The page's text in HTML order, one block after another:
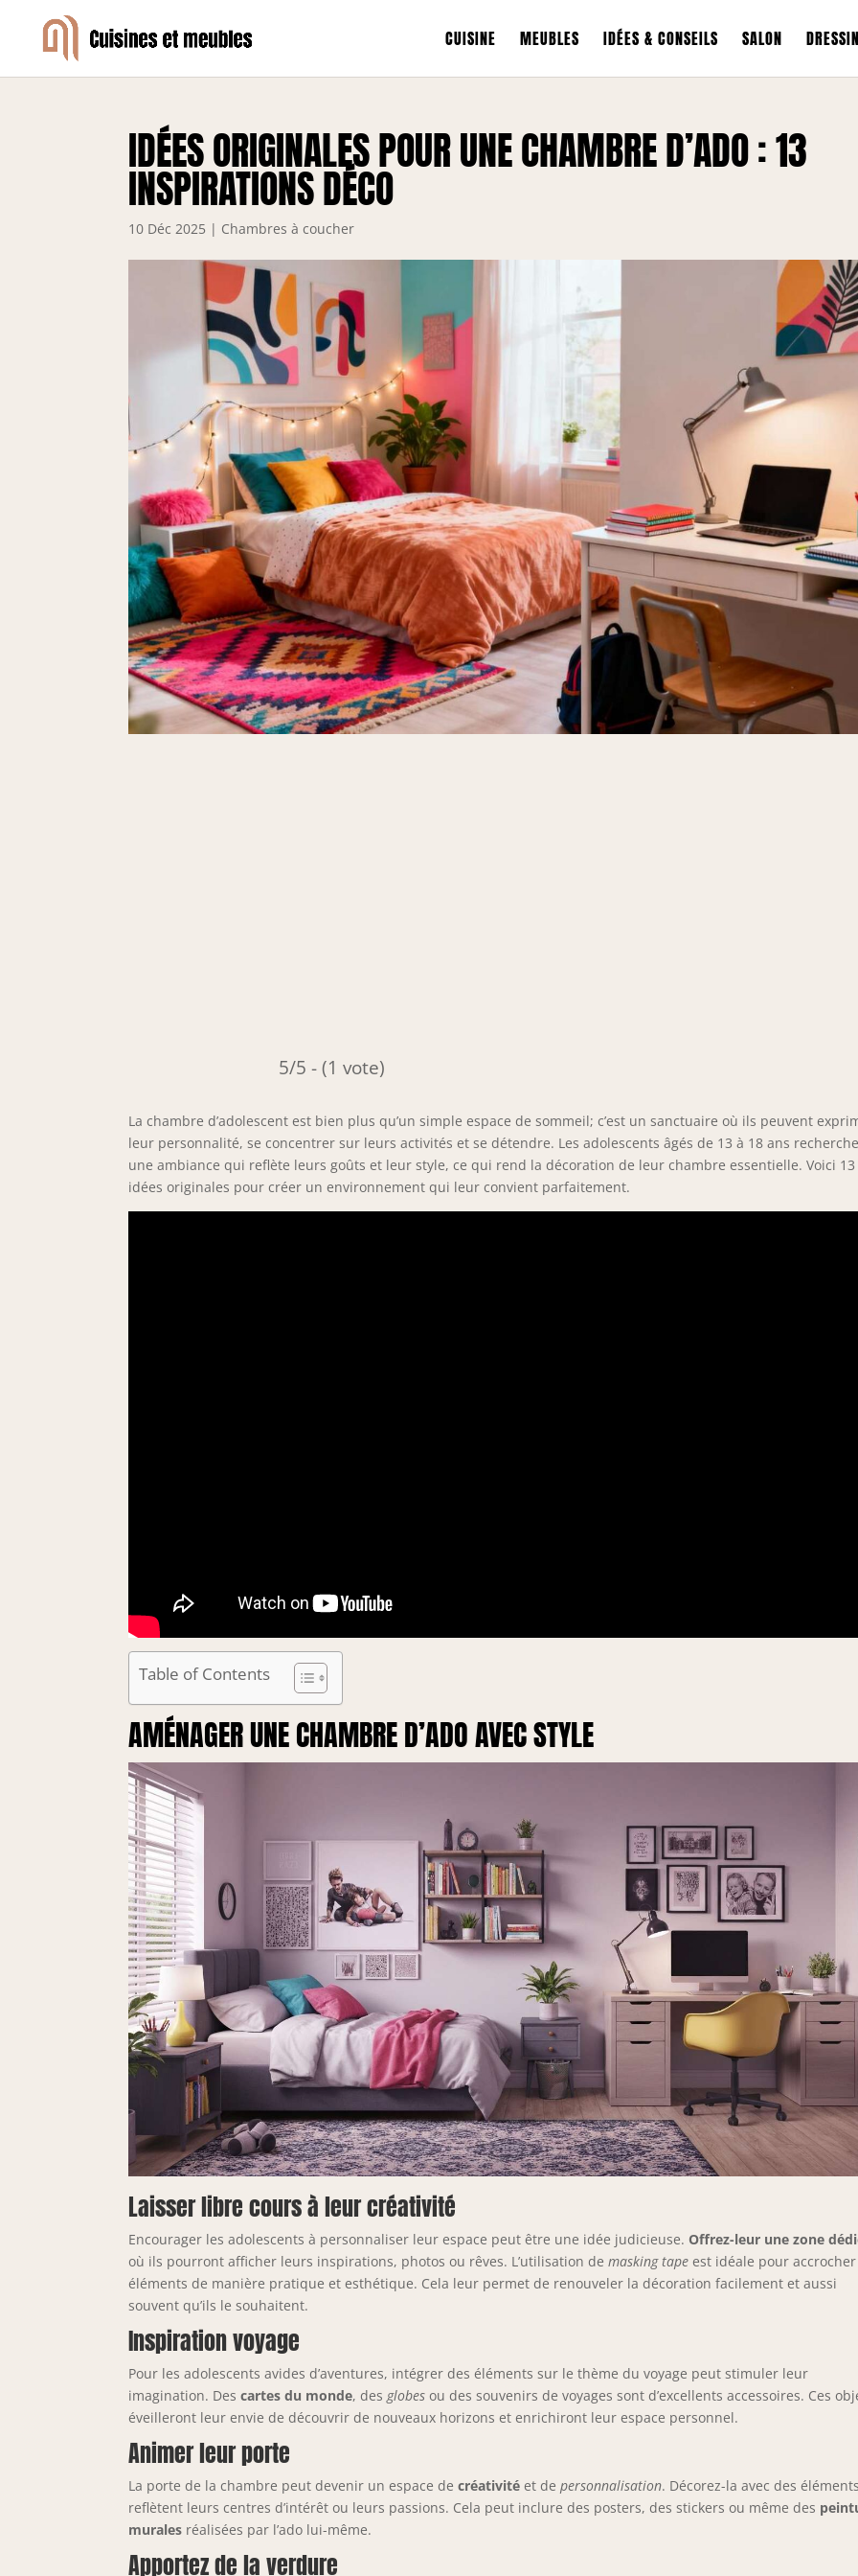
CUISINE MEUBLES IDÉES & CONSEILS SALON
IDÉES ORIGINALES POUR UNE CHAMBRE D’ADO : 13
INSPIRATIONS DÉCO
10 Déc 2025 | Chambres à coucher
5/5 - (1 vote)
La chambre d’adolescent est bien plus qu’un simple espace de sommeil; c’est un sanctuaire où ils peuvent
leur personnalité, se concentrer sur leurs activités et se détendre. Les adolescents âgés de 13 à 18 ans
une ambiance qui reflète leurs goûts et leur style, ce qui rend la décoration de leur chambre essentielle. Voici 13
idées originales pour créer un environnement qui leur convient parfaitement.
Table of Contents
AMÉNAGER UNE CHAMBRE D’ADO AVEC STYLE
Laisser libre cours à leur créativité
Encourager les adolescents à personnaliser leur espace peut être une idée judicieuse. Offrez-leur une zone
où ils pourront afficher leurs inspirations, photos ou rêves. L’utilisation demasking tape est idéale pour accrocher
éléments de manière pratique et esthétique. Cela leur permet de renouveler la décoration facilement et aussi
souvent qu’ils le souhaitent.
Inspiration voyage
Pour les adolescents avides d’aventures, intégrer des éléments sur le thème du voyage peut stimuler leur
imagination. Descartes du monde, des globes ou des souvenirs de voyages sont d’excellents accessoires. Ces
éveilleront leur envie de découvrir de nouveaux horizons et enrichiront leur espace personnel.
Animer leur porte
La porte de la chambre peut devenir un espace decréativité et depersonnalisation. Décorez-la avec des
reflètent leurs centres d’intérêt ou leurs passions. Cela peut inclure des posters, des stickers ou même des
murales réalisées par l’ado lui-même.
Apportez de la verdure